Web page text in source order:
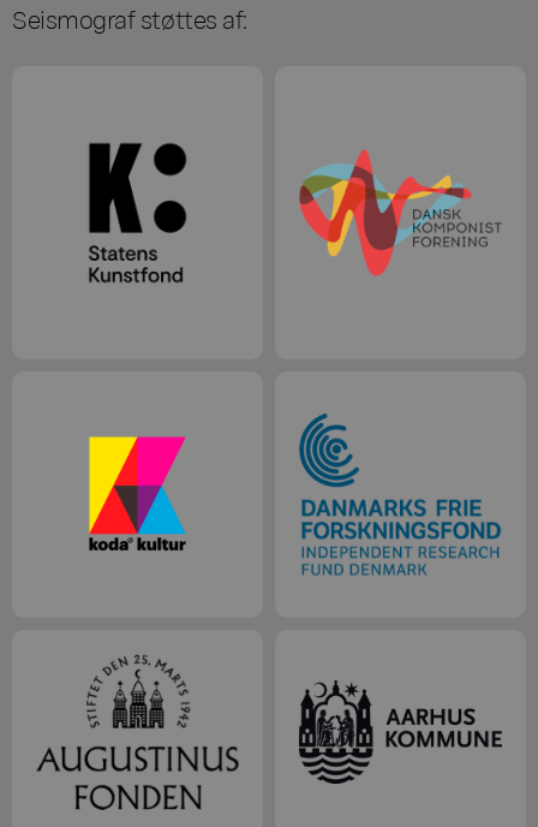
Seismograf støttes af: